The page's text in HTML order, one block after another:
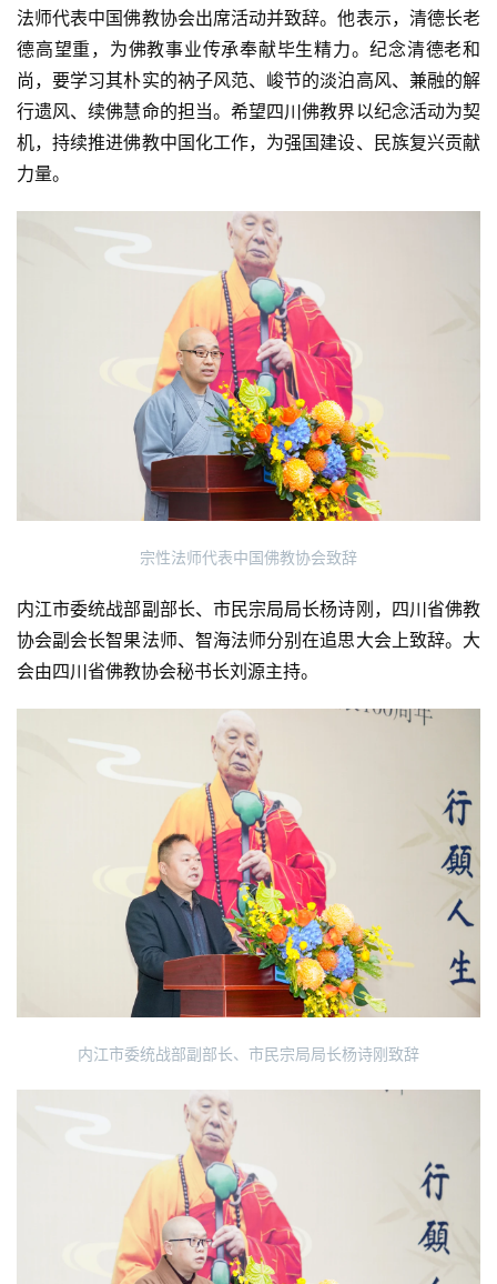
法师代表中国佛教协会出席活动并致辞。他表示，清德长老
德高望重，为佛教事业传承奉献毕生精力。纪念清德老和
尚，要学习其朴实的衲子风范、峻节的淡泊高风、兼融的解
行遗风、续佛慧命的担当。希望四川佛教界以纪念活动为契
机，持续推进佛教中国化工作，为强国建设、民族复兴贡献
力量。
宗性法师代表中国佛教协会致辞
内江市委统战部副部长、市民宗局局长杨诗刚，四川省佛教
协会副会长智果法师、智海法师分别在追思大会上致辞。大
会由四川省佛教协会秘书长刘源主持。
内江市委统战部副部长、市民宗局局长杨诗刚致辞